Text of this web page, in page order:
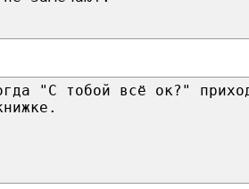
"С тобой всё ок?"